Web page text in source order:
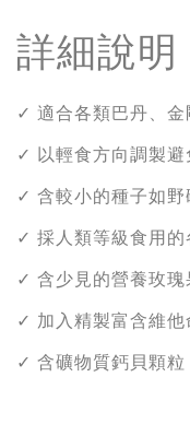
詳細說明
✓ 適合各類巴丹、
✓ 以輕食方向調製
✓ 含較小的種子如
✓ 採人類等級食用
✓ 含少見的營養玫
✓ 加入精製富含維
✓ 含礦物質鈣貝顆粒